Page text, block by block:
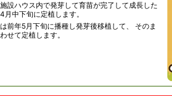
設ハウス内で発芽して育苗が完了して成長した
中下旬に定植します。
前年5月下旬に播種し発芽後移植して、 そのま
せて定植します。